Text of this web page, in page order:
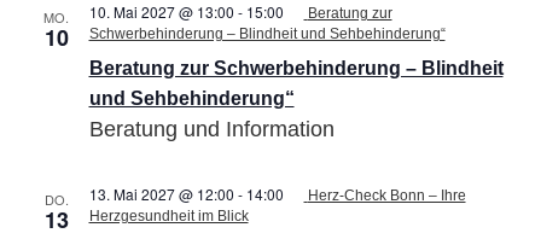
MO.
10
Beratung zur Schwerbehinderung – Blindheit
und Sehbehinderung“
10. Mai 2027 @ 13:00 - 15:00
Beratung zur
Schwerbehinderung – Blindheit und Sehbehinderung“
Beratung und Information
DO.
13
13. Mai 2027 @ 12:00 - 14:00
Herz-Check Bonn – Ihre
Herzgesundheit im Blick